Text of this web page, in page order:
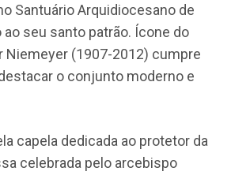
Santuário Arquidiocesano de
seu santo patrão. Ícone do
Niemeyer (1907-2012) cumpre
o conjunto moderno e
capela dedicada ao protetor da
celebrada pelo arcebispo